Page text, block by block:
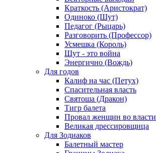
Краткость (Аристократ)
Одиноко (Шут)
Педагог (Рыцарь)
Разговорить (Профессор)
Усмешка (Король)
Шут - это война
Энергично (Вождь)
Для годов
Калиф на час (Петух)
Спасительная власть
Святоша (Дракон)
Тигр балета
Провал женщин во власти
Великая дрессировщица
Для Зодиаков
Балетный мастер